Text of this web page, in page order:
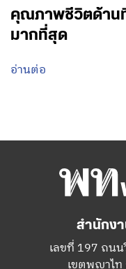
คุณภาพชีวิตด้าน
มากที่สุด
อ่านต่อ
สำนักง
เลขที่ 197 ถน